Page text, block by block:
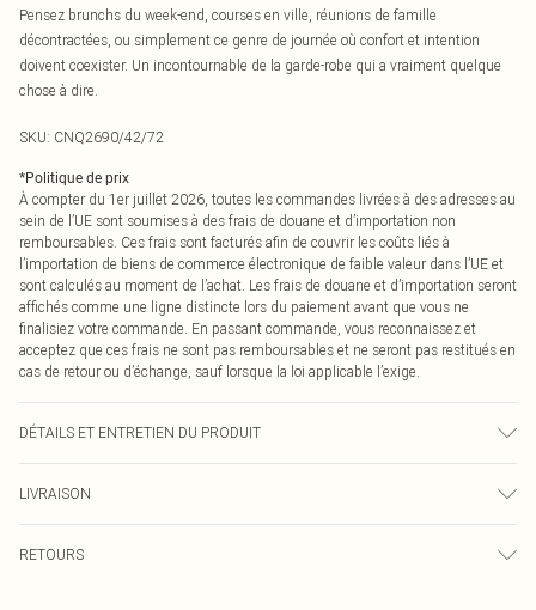
Pensez brunchs du week-end, courses en ville, réunions de famille
décontractées, ou simplement ce genre de journée où confort et intention
doivent coexister. Un incontournable de la garde-robe qui a vraiment quelque
chose à dire.
SKU: CNQ2690/42/72
*Politique de prix
À compter du 1er juillet 2026, toutes les commandes livrées à des adresses au
sein de l’UE sont soumises à des frais de douane et d’importation non
remboursables. Ces frais sont facturés afin de couvrir les coûts liés à
l’importation de biens de commerce électronique de faible valeur dans l’UE et
sont calculés au moment de l’achat. Les frais de douane et d’importation seront
affichés comme une ligne distincte lors du paiement avant que vous ne
finalisiez votre commande. En passant commande, vous reconnaissez et
acceptez que ces frais ne sont pas remboursables et ne seront pas restitués en
cas de retour ou d’échange, sauf lorsque la loi applicable l’exige.
DÉTAILS ET ENTRETIEN DU PRODUIT
couleur peut déteindre.
LIVRAISON
RETOURS